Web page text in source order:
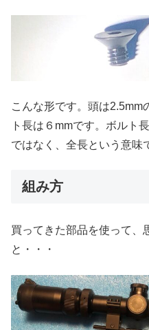
こんな形です。頭は2.5mm
ト長は６mmです。ボルト
ではなく、全長という意味
組み方
買ってきた部品を使って、
と・・・